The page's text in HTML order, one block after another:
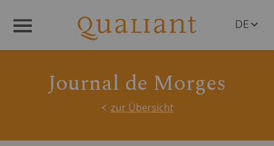
DE
Journal de Morges
zur Übersicht